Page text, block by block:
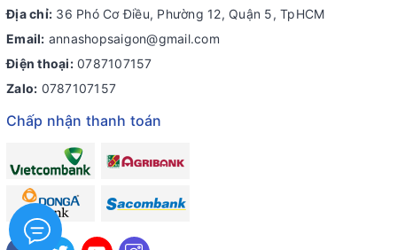
Địa chỉ: 36 Phó Cơ Điều, Phường 12, Quận 5, TpHCM
Email: annashopsaigon@gmail.com
Điện thoại: 0787107157
Zalo: 0787107157
Chấp nhận thanh toán